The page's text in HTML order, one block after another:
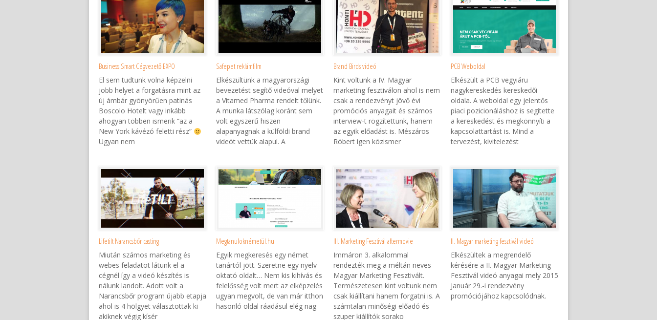
Business Smart Cégvezető EXPO
El sem tudtunk volna képzelni
jobb helyet a forgatásra mint az
új ámbár gyönyörűen patinás
Boscolo Hotelt vagy inkább
ahogyan többen ismerik “az a
New York kávézó feletti rész”
Ugyan nem
Safepet reklámfilm
Elkészültünk a magyarországi
bevezetést segítő videóval melyet
a Vitamed Pharma rendelt tőlünk.
A munka látszólag koránt sem
volt egyszerű hiszen
alapanyagnak a külföldi brand
videót vettük alapul. A
Brand Birds videó
Kint voltunk a IV. Magyar
marketing fesztiválon ahol is nem
csak a rendezvényt jövő évi
promóciós anyagait és számos
interview-t rögzítettünk, hanem
az egyik előadást is. Mészáros
Róbert igen közismer
PCB Weboldal
Elkészült a PCB vegyiáru
nagykereskedés kereskedői
oldala. A weboldal egy jelentős
piaci pozicionáláshoz is segítette
a kereskedést és megkönnyíti a
kapcsolattartást is. Mind a
tervezést, kivitelezést
Lifetilt Narancsbőr casting
Miután számos marketing és
webes feladatot látunk el a
cégnél így a videó készítés is
nálunk landolt. Adott volt a
Narancsbőr program újabb etapja
ahol is 4 hölgyet választottak ki
akiknek végig kísér
Megtanuloknémetül.hu
Egyik megkeresés egy német
tanártól jött. Szeretne egy nyelv
oktató oldalt… Nem kis kihívás és
felelősség volt mert az elképzelés
ugyan megvolt, de van már itthon
hasonló oldal ráadásul elég nag
III. Marketing Fesztivál aftermovie
Immáron 3. alkalommal
rendezték meg a méltán neves
Magyar Marketing Fesztivált.
Természetesen kint voltunk nem
csak kiállítani hanem forgatni is. A
számtalan minőségi előadó és
szuper kiállítók sorako
II. Magyar marketing fesztivál videó
Elkészültek a megrendelő
kérésére a II. Magyar Marketing
Fesztivál videó anyagai mely 2015
Január 29.-i rendezvény
promóciójához kapcsolódnak.